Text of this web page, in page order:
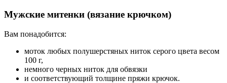
Мужские митенки (вязание крючком)
Вам понадобится:
моток любых полушерстяных ниток серого цвета весом
100 г,
немного черных ниток для обвязки
и соответствующий толщине пряжи крючок.